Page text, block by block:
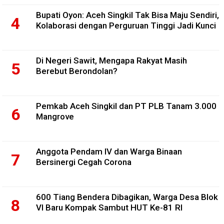
Bupati Oyon: Aceh Singkil Tak Bisa Maju Sendiri,
Kolaborasi dengan Perguruan Tinggi Jadi Kunci
Di Negeri Sawit, Mengapa Rakyat Masih
Berebut Berondolan?
Pemkab Aceh Singkil dan PT PLB Tanam 3.000
Mangrove
Anggota Pendam IV dan Warga Binaan
Bersinergi Cegah Corona
600 Tiang Bendera Dibagikan, Warga Desa Blok
VI Baru Kompak Sambut HUT Ke-81 RI